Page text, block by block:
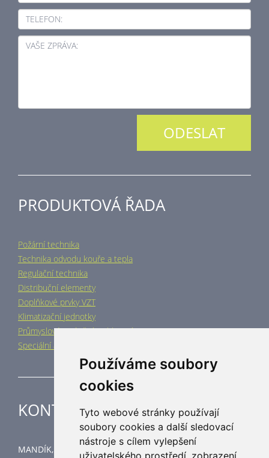
Používáme soubory
cookies
Tyto webové stránky používají
soubory cookies a další sledovací
nástroje s cílem vylepšení
uživatelského prostředí, zobrazení
TELEFON:
VAŠE ZPRÁVA:
PRODUKTOVÁ ŘADA
Požární technika
Technika odvodu kouře a tepla
Regulační technika
Distribuční elementy
Doplňkové prvky VZT
Klimatizační jednotky
Průmyslové vytápění a chlazení
Speciální aplikace
KONTAKT
MANDÍK, a.s.